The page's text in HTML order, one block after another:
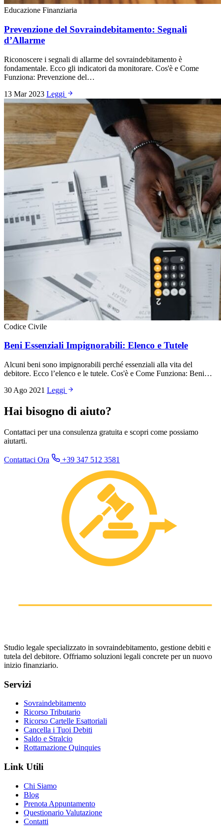
Educazione Finanziaria
Prevenzione del Sovraindebitamento: Segnali
d’Allarme
Riconoscere i segnali di allarme del sovraindebitamento è
fondamentale. Ecco gli indicatori da monitorare. Cos'è e Come
Funziona: Prevenzione del…
13 Mar 2023 Leggi
Codice Civile
Beni Essenziali Impignorabili: Elenco e Tutele
Alcuni beni sono impignorabili perché essenziali alla vita del
debitore. Ecco l’elenco e le tutele. Cos'è e Come Funziona: Beni…
30 Ago 2021 Leggi
Hai bisogno di aiuto?
Contattaci per una consulenza gratuita e scopri come possiamo
aiutarti.
Contattaci Ora +39 347 512 3581
Studio legale specializzato in sovraindebitamento, gestione debiti e
tutela del debitore. Offriamo soluzioni legali concrete per un nuovo
inizio finanziario.
Servizi
Sovraindebitamento
Ricorso Tributario
Ricorso Cartelle Esattoriali
Cancella i Tuoi Debiti
Saldo e Stralcio
Rottamazione Quinquies
Link Utili
Chi Siamo
Blog
Prenota Appuntamento
Questionario Valutazione
Contatti